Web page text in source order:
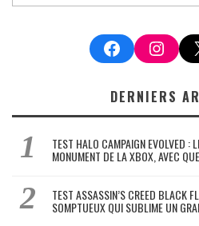
Facebook
DERNIERS
TEST HALO CAMPAIGN EVOLVED :
MONUMENT DE LA XBOX, AVEC
TEST ASSASSIN’S CREED BLACK
SOMPTUEUX QUI SUBLIME UN